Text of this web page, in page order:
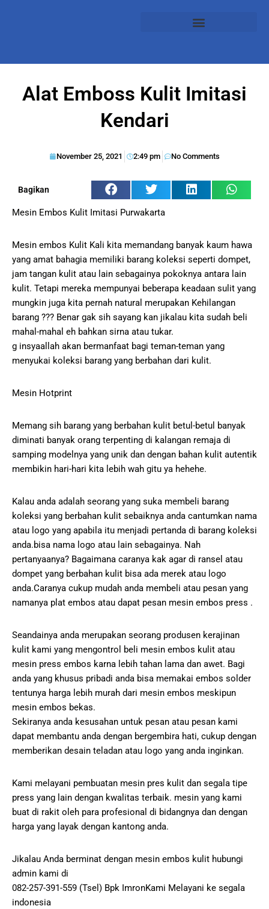
Alat Emboss Kulit Imitasi
Kendari
November 25, 2021 2:49 pm No Comments
Bagikan
Mesin Embos Kulit Imitasi Purwakarta
Mesin embos Kulit Kali kita memandang banyak kaum hawa
yang amat bahagia memiliki barang koleksi seperti dompet,
jam tangan kulit atau lain sebagainya pokoknya antara lain
kulit. Tetapi mereka mempunyai beberapa keadaan sulit yang
mungkin juga kita pernah natural merupakan Kehilangan
barang ??? Benar gak sih sayang kan jikalau kita sudah beli
mahal-mahal eh bahkan sirna atau tukar.
g insyaallah akan bermanfaat bagi teman-teman yang
menyukai koleksi barang yang berbahan dari kulit.
Mesin Hotprint
Memang sih barang yang berbahan kulit betul-betul banyak
diminati banyak orang terpenting di kalangan remaja di
samping modelnya yang unik dan dengan bahan kulit autentik
membikin hari-hari kita lebih wah gitu ya hehehe.
Kalau anda adalah seorang yang suka membeli barang
koleksi yang berbahan kulit sebaiknya anda cantumkan nama
atau logo yang apabila itu menjadi pertanda di barang koleksi
anda.bisa nama logo atau lain sebagainya. Nah
pertanyaanya? Bagaimana caranya kak agar di ransel atau
dompet yang berbahan kulit bisa ada merek atau logo
anda.Caranya cukup mudah anda membeli atau pesan yang
namanya plat embos atau dapat pesan mesin embos press .
Seandainya anda merupakan seorang produsen kerajinan
kulit kami yang mengontrol beli mesin embos kulit atau
mesin press embos karna lebih tahan lama dan awet. Bagi
anda yang khusus pribadi anda bisa memakai embos solder
tentunya harga lebih murah dari mesin embos meskipun
mesin embos bekas.
Sekiranya anda kesusahan untuk pesan atau pesan kami
dapat membantu anda dengan bergembira hati, cukup dengan
memberikan desain teladan atau logo yang anda inginkan.
Kami melayani pembuatan mesin pres kulit dan segala tipe
press yang lain dengan kwalitas terbaik. mesin yang kami
buat di rakit oleh para profesional di bidangnya dan dengan
harga yang layak dengan kantong anda.
Jikalau Anda berminat dengan mesin embos kulit hubungi
admin kami di
082-257-391-559 (Tsel) Bpk ImronKami Melayani ke segala
indonesia